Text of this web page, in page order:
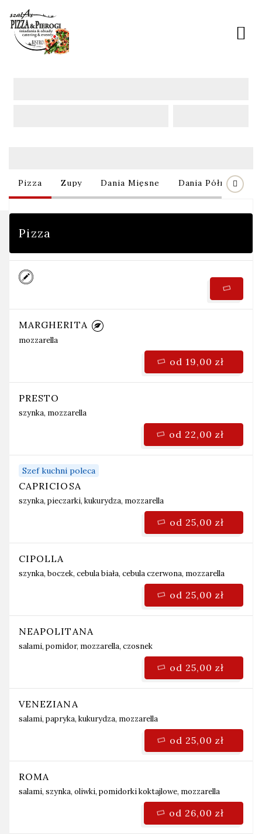
Oferta
Pizza Zupy Dania Mięsne Dania Półmięsne
Pizza
MARGHERITA
mozzarella
PRESTO
szynka, mozzarella
Szef kuchni poleca
CAPRICIOSA
szynka, pieczarki, kukurydza, mozzarella
CIPOLLA
szynka, boczek, cebula biała, cebula czerwona, mozzarella
NEAPOLITANA
salami, pomidor, mozzarella, czosnek
VENEZIANA
salami, papryka, kukurydza, mozzarella
ROMA
salami, szynka, oliwki, pomidorki koktajlowe, mozzarella